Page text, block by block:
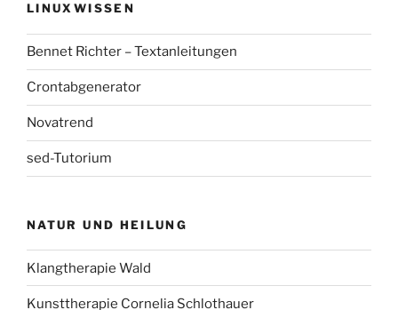
LINUXWISSEN
Bennet Richter – Textanleitungen
Crontabgenerator
Novatrend
sed-Tutorium
NATUR UND HEILUNG
Klangtherapie Wald
Kunsttherapie Cornelia Schlothauer